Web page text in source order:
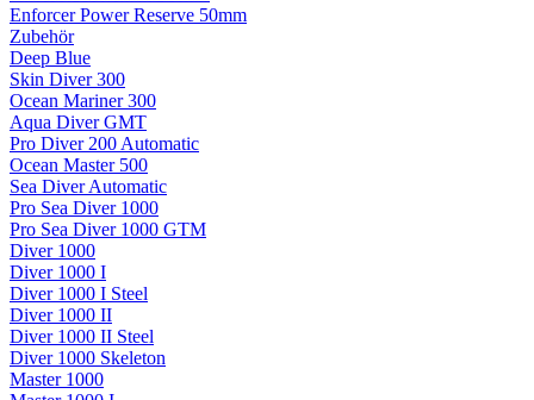
Enforcer Power Reserve 50mm
Zubehör
Deep Blue
Skin Diver 300
Ocean Mariner 300
Aqua Diver GMT
Pro Diver 200 Automatic
Ocean Master 500
Sea Diver Automatic
Pro Sea Diver 1000
Pro Sea Diver 1000 GTM
Diver 1000
Diver 1000 I
Diver 1000 I Steel
Diver 1000 II
Diver 1000 II Steel
Diver 1000 Skeleton
Master 1000